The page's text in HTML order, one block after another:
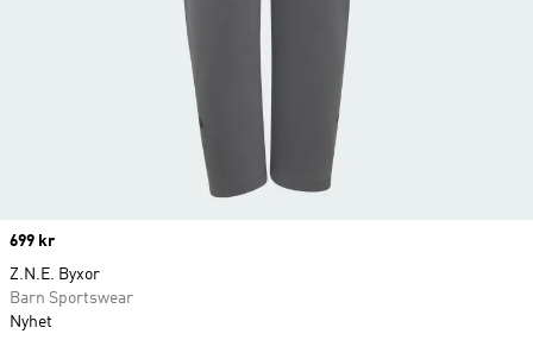
Price
699 kr
Z.N.E. Byxor
Barn Sportswear
Nyhet